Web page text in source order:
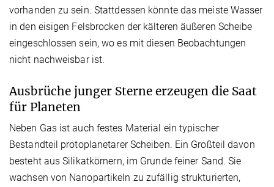
vorhanden zu sein. Stattdessen könnte das meiste Wasser
in den eisigen Felsbrocken der kälteren äußeren Scheibe
eingeschlossen sein, wo es mit diesen Beobachtungen
nicht nachweisbar ist.
Ausbrüche junger Sterne erzeugen die Saat
für Planeten
Neben Gas ist auch festes Material ein typischer
Bestandteil protoplanetarer Scheiben. Ein Großteil davon
besteht aus Silikatkörnern, im Grunde feiner Sand. Sie
wachsen von Nanopartikeln zu zufällig strukturierten,